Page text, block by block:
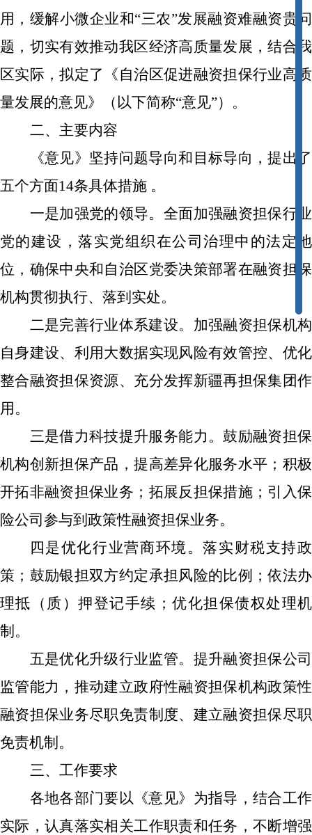
用，缓解小微企业和“三农”发展融资难融资贵问
题，切实有效推动我区经济高质量发展，结合我
区实际，拟定了《自治区促进融资担保行业高质
量发展的意见》（以下简称“意见”）。
二、主要内容
《意见》坚持问题导向和目标导向，提出了
五个方面14条具体措施 。
一是加强党的领导。全面加强融资担保行业
党的建设，落实党组织在公司治理中的法定地
位，确保中央和自治区党委决策部署在融资担保
机构贯彻执行、落到实处。
二是完善行业体系建设。加强融资担保机构
自身建设、利用大数据实现风险有效管控、优化
整合融资担保资源、充分发挥新疆再担保集团作
用。
三是借力科技提升服务能力。鼓励融资担保
机构创新担保产品，提高差异化服务水平；积极
开拓非融资担保业务；拓展反担保措施；引入保
险公司参与到政策性融资担保业务。
四是优化行业营商环境。落实财税支持政
策；鼓励银担双方约定承担风险的比例；依法办
理抵（质）押登记手续；优化担保债权处理机
制。
五是优化升级行业监管。提升融资担保公司
监管能力，推动建立政府性融资担保机构政策性
融资担保业务尽职免责制度、建立融资担保尽职
免责机制。
三、工作要求
各地各部门要以《意见》为指导，结合工作
实际，认真落实相关工作职责和任务，不断增强